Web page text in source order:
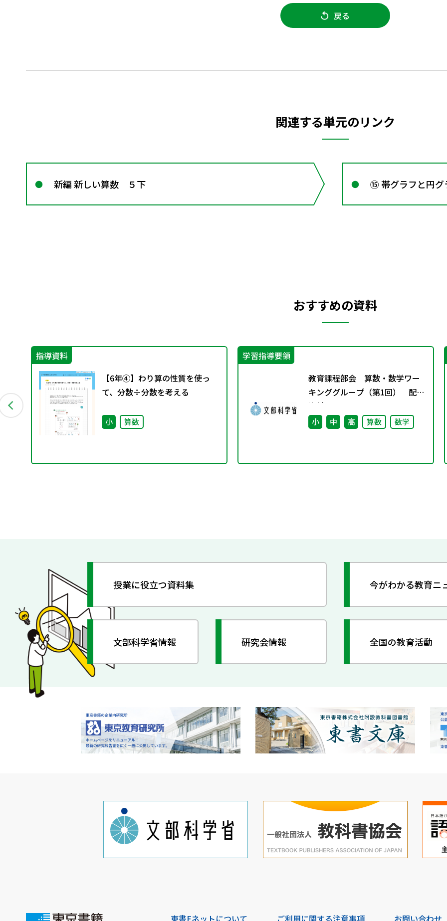
戻る
関連する単元のリンク
新編 新しい算数 ５下 ⑮ 帯グラフと円グ
おすすめの資料
指導資料
【6年④】わり算の性質を使っ
て、分数÷分数を考える
小 算数
学習指導要領
教育課程部会 算数・数学ワー
キンググループ（第1回） 配付
資料
小 中 高 算数 数学
授業に役立つ資料集 今がわかる教育ニ
文部科学省情報 研究会情報 全国の教育活動
東書Eネットについて ご利用に関する注意事項 お問い合わせ